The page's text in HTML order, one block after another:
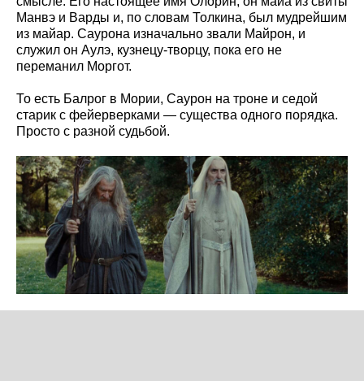
Манвэ и Варды и, по словам Толкина, был мудрейшим
из майар. Саурона изначально звали Майрон, и
служил он Аулэ, кузнецу-творцу, пока его не
переманил Моргот.
То есть Балрог в Мории, Саурон на троне и седой
старик с фейерверками — существа одного порядка.
Просто с разной судьбой.